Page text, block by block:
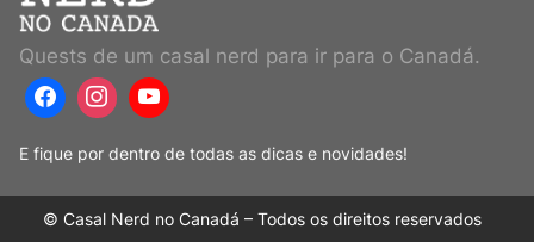
Quests de um casal nerd para ir para o Canadá.
E fique por dentro de todas as dicas e novidades!
© Casal Nerd no Canadá – Todos os direitos reservados